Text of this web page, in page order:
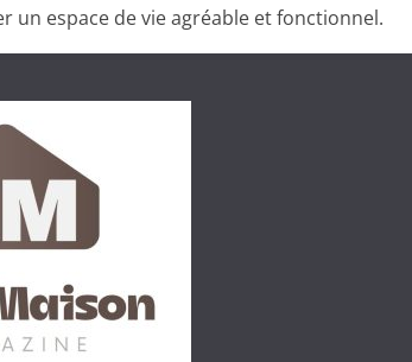
un espace de vie agréable et fonctionnel.